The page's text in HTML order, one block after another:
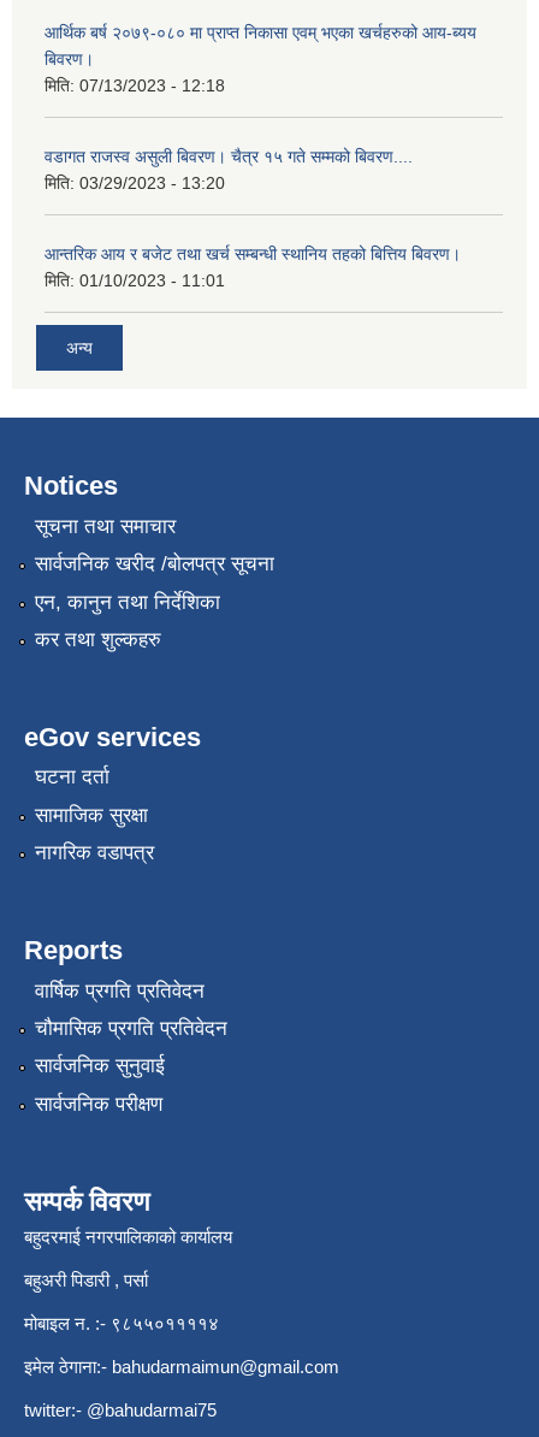
आर्थिक बर्ष २०७९-०८० मा प्राप्त निकासा एवम् भएका खर्चहरुको आय-ब्यय
बिवरण।
मिति: 07/13/2023 - 12:18
वडागत राजस्व असुली बिवरण। चैत्र १५ गते सम्मको बिवरण....
मिति: 03/29/2023 - 13:20
आन्तरिक आय र बजेट तथा खर्च सम्बन्धी स्थानिय तहको बित्तिय बिवरण।
मिति: 01/10/2023 - 11:01
अन्य
Notices
सूचना तथा समाचार
सार्वजनिक खरीद /बोलपत्र सूचना
एन, कानुन तथा निर्देशिका
कर तथा शुल्कहरु
eGov services
घटना दर्ता
सामाजिक सुरक्षा
नागरिक वडापत्र
Reports
वार्षिक प्रगति प्रतिवेदन
चौमासिक प्रगति प्रतिवेदन
सार्वजनिक सुनुवाई
सार्वजनिक परीक्षण
सम्पर्क विवरण
बहुदरमाई नगरपालिकाको कार्यालय
बहुअरी पिडारी , पर्सा
मोबाइल न. :- ९८५५०११११४
इमेल ठेगाना:- bahudarmaimun@gmail.com
twitter:- @bahudarmai75